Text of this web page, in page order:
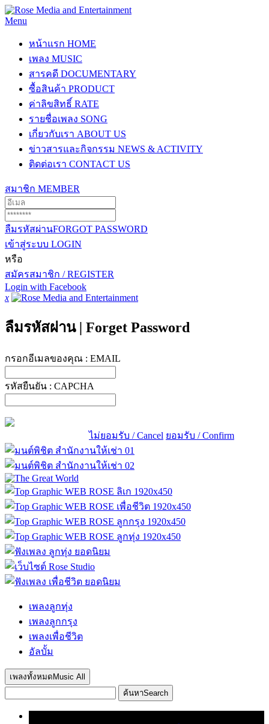
Menu
หน้าแรก HOME
เพลง MUSIC
สารคดี DOCUMENTARY
ซื้อสินค้า PRODUCT
ค่าลิขสิทธิ์ RATE
รายชื่อเพลง SONG
เกี่ยวกับเรา ABOUT US
ข่าวสารและกิจกรรม NEWS & ACTIVITY
ติดต่อเรา CONTACT US
สมาชิก MEMBER
ลืมรหัสผ่านFORGOT PASSWORD
เข้าสู่ระบบ LOGIN
หรือ
สมัครสมาชิก / REGISTER
Login with Facebook
x
ลืมรหัสผ่าน | Forget Password
กรอกอีเมลของคุณ : EMAIL
รหัสยืนยัน : CAPCHA
ไม่ยอมรับ / Cancel ยอมรับ / Confirm
เพลงลูกทุ่ง
เพลงลูกกรุง
เพลงเพื่อชีวิต
อัลบั้ม
เพลงทั้งหมด Music All
ค้นหาSearch